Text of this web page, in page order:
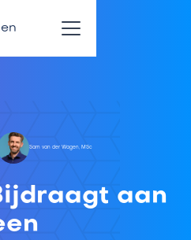
Sam van der Wagen, MSc
aan